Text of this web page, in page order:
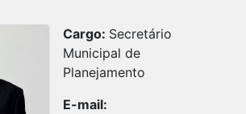
Cargo: Secretário
Municipal de
Planejamento
E-mail: